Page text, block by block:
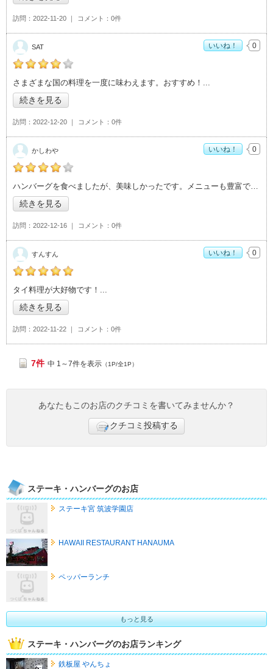
訪問 2022-11-20 コメント 0件
SATの「選べるレストラン 美味コレクション>」おすすめ度：
4
さまざまな国の料理を一度に味わえます。おすすめ！
続きを見る
訪問 2022-12-20 コメント 0件
SAT いいね！ 0
かしわやの「選べるレストラン 美味コレクション>」おすすめ
度：4
ハンバーグを食べましたが、美味しかったです。メニューも豊富です。
続きを見る
訪問 2022-12-16 コメント 0件
かしわや いいね！ 0
すんすんの「選べるレストラン 美味コレクション>」おすすめ
度：5
タイ料理が大好物です！
続きを見る
訪問 2022-11-22 コメント 0件
すんすん いいね！ 0
7件 中 1～7件を表示 （1P/全1P）
あなたもこのお店のクチコミを書いてみませんか？
クチコミ投稿する
ステーキ・ハンバーグのお店
ステーキ宮 筑波学園店
HAWAII RESTAURANT HANAUMA
ペッパーランチ
もっと見る
ステーキ・ハンバーグのお店ランキング
鉄板屋 やんちょ